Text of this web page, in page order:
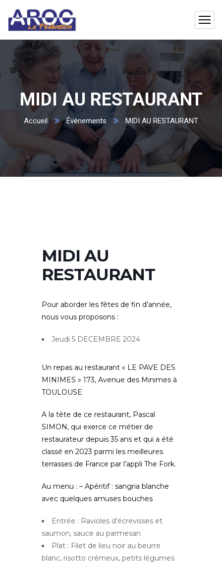
MIDI AU RESTAURANT
Accueil Événements MIDI AU RESTAURANT
MIDI AU
RESTAURANT
Pour aborder les fêtes de fin d’année,
nous vous proposons :
Jeudi 5 DECEMBRE 2024
Un repas au restaurant « LE PAVE DES
MINIMES » 173, Avenue des Minimes à
TOULOUSE
A la tête de ce restaurant, Pascal
SIMON, qui exerce ce métier de
restaurateur depuis 35 ans et qui a été
classé en 2023 parmi les meilleures
terrasses de France par l’appli The Fork.
Au menu : – Apéritif : sangria blanche
avec quelques amuses bouches
Entrée : Ravioles d’écrevisses et
saumon, sauce au parmesan
Plat : Filet de lieu noir au beurre
blanc, risotto crémeux, petits légumes